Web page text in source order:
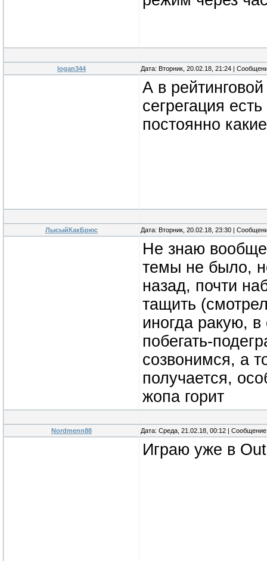
logan344 Дата: Вторник, 20.02.18, 21:24 |
А в
сегрегация
постоянно
ЛысыйКакБрюс Дата: Вторник, 20.02.18, 23:30 |
Не знаю
темы не было,
назад, почти
тащить
иногда ракую,
побегать-
созвонимся, а
получается,
жопа горит
Nordmenn88 Дата: Среда, 21.02.18, 00:12 |
Играю уже в